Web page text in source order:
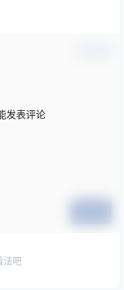
发表评论
法吧